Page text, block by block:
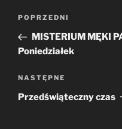
Nawigacja
wpisu
Poprzedni
wpis
POPRZEDNI
MISTERIUM MĘKI
Poniedziałek
Następny
wpis
NASTĘPNE
Przedświąteczny czas